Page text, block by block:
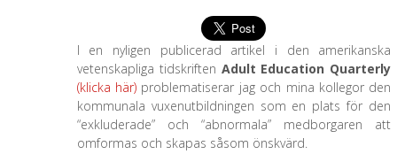
I en nyligen publicerad artikel i den amerikanska
vetenskapliga tidskriften Adult Education Quarterly
(klicka här) problematiserar jag och mina kollegor den
kommunala vuxenutbildningen som en plats för den
“exkluderade” och “abnormala” medborgaren att
omformas och skapas såsom önskvärd.